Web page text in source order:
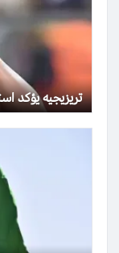
تريزيجيه يؤكد